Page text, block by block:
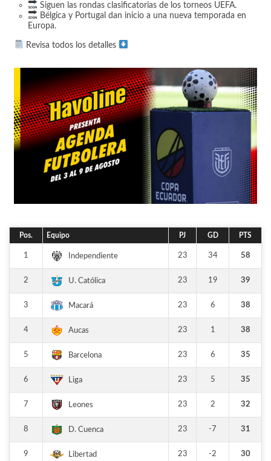
Siguen las rondas clasificatorias de los torneos UEFA.
Bélgica y Portugal dan inicio a una nueva temporada en
Europa.
Revisa todos los detalles
Pos. Equipo PJ GD PTS
1 Independiente 23 34 58
2 U. Católica 23 19 39
3 Macará 23 6 38
4 Aucas 23 1 38
5 Barcelona 23 6 35
6 Liga 23 5 35
7 Leones 23 2 32
8 D. Cuenca 23 -7 31
9 Libertad 23 -2 30